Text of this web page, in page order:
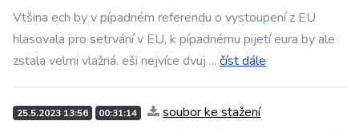
Vtšina ech by v pípadném referendu o vystoupení z EU
hlasovala pro setrvání v EU, k pípadnému pijetí eura by ale
zstala velmi vlažná. eši nejvíce dvuj ... číst dále
25.5.2023 13:56 00:31:14 soubor ke stažení